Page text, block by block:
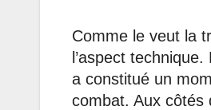
Comme le veut la
l’aspect
a constitué un
combat. Aux côtés